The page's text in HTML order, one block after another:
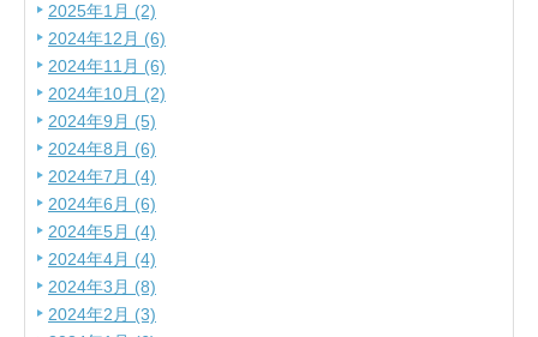
2025年1月 (2)
2024年12月 (6)
2024年11月 (6)
2024年10月 (2)
2024年9月 (5)
2024年8月 (6)
2024年7月 (4)
2024年6月 (6)
2024年5月 (4)
2024年4月 (4)
2024年3月 (8)
2024年2月 (3)